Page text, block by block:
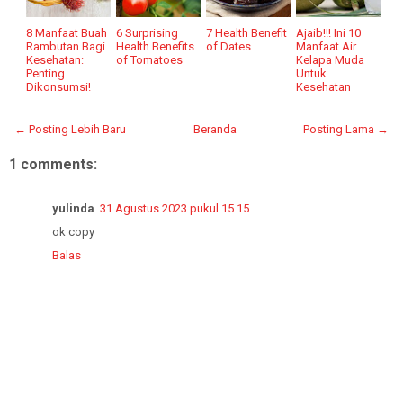
8 Manfaat Buah
Rambutan Bagi
Kesehatan:
Penting
Dikonsumsi!
6 Surprising
Health Benefits
of Tomatoes
7 Health Benefit
of Dates
Ajaib!!! Ini 10
Manfaat Air
Kelapa Muda
Untuk
Kesehatan
← Posting Lebih Baru Posting Lama →
Beranda
1 comments:
yulinda 31 Agustus 2023 pukul 15.15
ok copy
Balas